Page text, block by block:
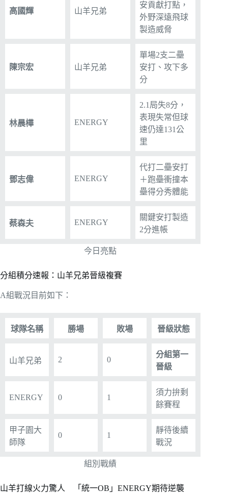
高國輝 山羊兄弟
安貢獻打點，
外野深遠飛球
製造威脅
陳宗宏 山羊兄弟
單場2支二壘
安打、攻下多
分
林晨樺 ENERGY
2.1局失8分，
表現失常但球
速仍達131公
里
鄧志偉 ENERGY
代打二壘安打
＋跑壘衝撞本
壘得分秀體能
蔡森夫 ENERGY
關鍵安打製造
2分進帳
今日亮點
分組積分速報：山羊兄弟晉級複賽
A組戰況目前如下：
球隊名稱 勝場 敗場 晉級狀態
山羊兄弟 2 0
分組第一
晉級
ENERGY 0 1
須力拚剩
餘賽程
甲子園大
師隊
0 1
靜待後續
戰況
組別戰績
山羊打線火力驚人 「統一OB」ENERGY期待逆襲